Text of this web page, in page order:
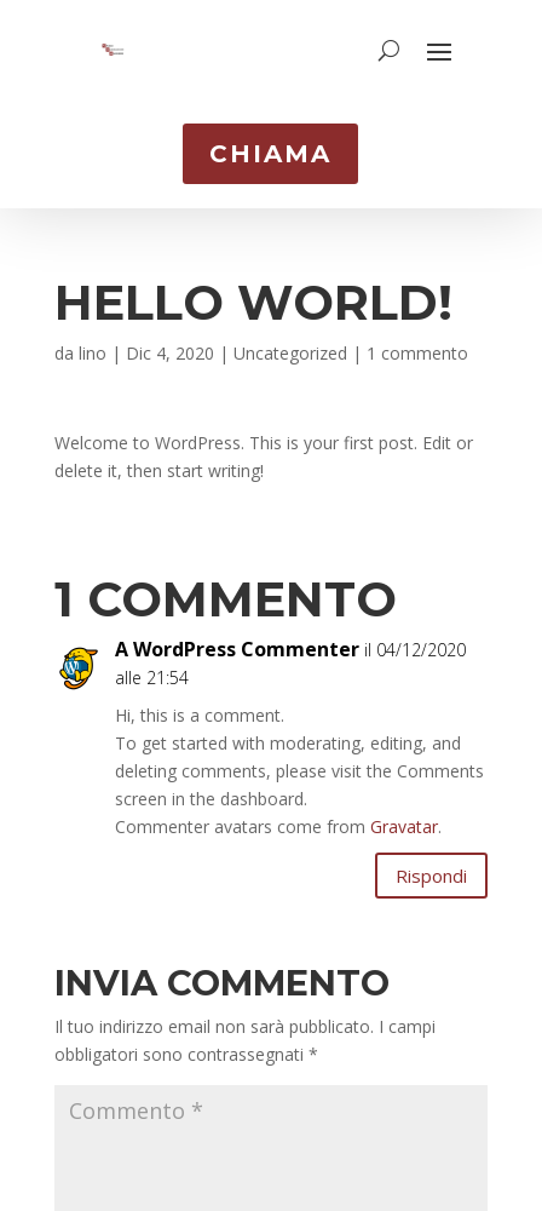
CHIAMA
HELLO WORLD!
da lino | Dic 4, 2020 | Uncategorized | 1 commento
Welcome to WordPress. This is your first post. Edit or
delete it, then start writing!
1 COMMENTO
A WordPress Commenter il 04/12/2020
alle 21:54
Hi, this is a comment.
To get started with moderating, editing, and
deleting comments, please visit the Comments
screen in the dashboard.
Commenter avatars come from Gravatar.
Rispondi
INVIA COMMENTO
Il tuo indirizzo email non sarà pubblicato. I campi
obbligatori sono contrassegnati *